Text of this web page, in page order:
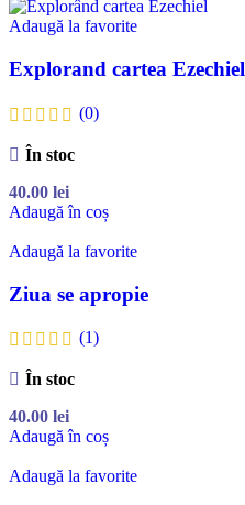
Adaugă la favorite
Explorand cartea Ezechiel
(0)
În stoc
40.00 lei
Adaugă în coș
Adaugă la favorite
Ziua se apropie
(1)
În stoc
40.00 lei
Adaugă în coș
Adaugă la favorite